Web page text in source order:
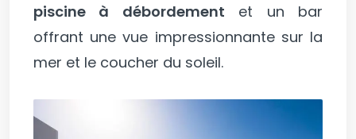
piscine à débordement et un bar
offrant une vue impressionnante sur la
mer et le coucher du soleil.